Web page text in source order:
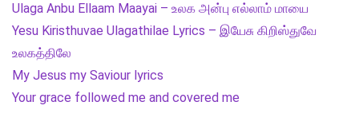
Ulaga Anbu Ellaam Maayai – உலக அன்பு எல்லாம் மாயை
Yesu Kiristhuvae Ulagathilae Lyrics – இயேசு கிறிஸ்துவே
உலகத்திலே
My Jesus my Saviour lyrics
Your grace followed me and covered me